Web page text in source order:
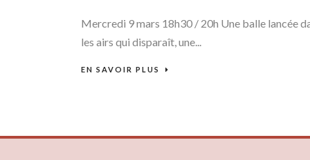
Mercredi 9 mars 18h30 / 20h Une balle lancée
les airs qui disparaît, une...
EN SAVOIR PLUS